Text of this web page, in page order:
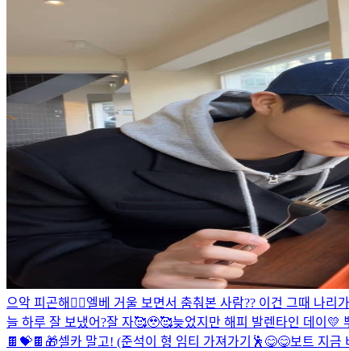
으악 피곤해🤦‍♂️엘베 거울 보면서 춤춰본 사람?? 이건 그때 나
늘 하루 잘 보냈어?잘 자🥰🥹🥰늦었지만 해피 발렌타인 데이💛
🍫💝🍫 🎁셀카 말고! (준석이 형 임티 가져가기🕺 😋😋보트 지금